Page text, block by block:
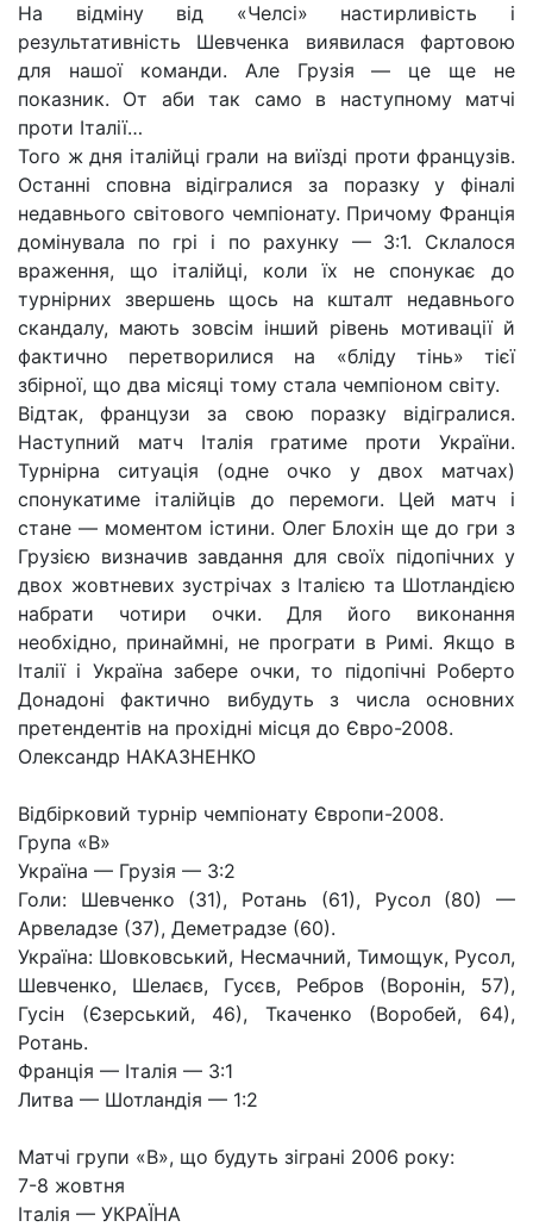
На відміну від «Челсі» настирливість і
результативність Шевченка виявилася фартовою
для нашої команди. Але Грузія — це ще не
показник. От аби так само в наступному матчі
проти Італії…
Того ж дня італійці грали на виїзді проти французів.
Останні сповна відігралися за поразку у фіналі
недавнього світового чемпіонату. Причому Франція
домінувала по грі і по рахунку — 3:1. Склалося
враження, що італійці, коли їх не спонукає до
турнірних звершень щось на кшталт недавнього
скандалу, мають зовсім інший рівень мотивації й
фактично перетворилися на «бліду тінь» тієї
збірної, що два місяці тому стала чемпіоном світу.
Відтак, французи за свою поразку відігралися.
Наступний матч Італія гратиме проти України.
Турнірна ситуація (одне очко у двох матчах)
спонукатиме італійців до перемоги. Цей матч і
стане — моментом істини. Олег Блохін ще до гри з
Грузією визначив завдання для своїх підопічних у
двох жовтневих зустрічах з Італією та Шотландією
набрати чотири очки. Для його виконання
необхідно, принаймні, не програти в Римі. Якщо в
Італії і Україна забере очки, то підопічні Роберто
Донадоні фактично вибудуть з числа основних
претендентів на прохідні місця до Євро-2008.
Олександр НАКАЗНЕНКО
Відбірковий турнір чемпіонату Європи-2008.
Група «В»
Україна — Грузія — 3:2
Голи: Шевченко (31), Ротань (61), Русол (80) —
Арвеладзе (37), Деметрадзе (60).
Україна: Шовковський, Несмачний, Тимощук, Русол,
Шевченко, Шелаєв, Гусєв, Ребров (Воронін, 57),
Гусін (Єзерський, 46), Ткаченко (Воробей, 64),
Ротань.
Франція — Італія — 3:1
Литва — Шотландія — 1:2
Матчі групи «В», що будуть зіграні 2006 року:
7-8 жовтня
Італія — УКРАЇНА